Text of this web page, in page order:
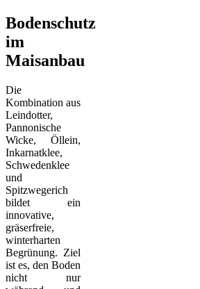
Bodenschutz
im
Maisanbau
Die
Kombination aus
Leindotter,
Pannonische
Wicke, Öllein,
Inkarnatklee,
Schwedenklee
und
Spitzwegerich
bildet ein
innovative,
gräserfreie,
winterharten
Begrünung. Ziel
ist es, den Boden
nicht nur